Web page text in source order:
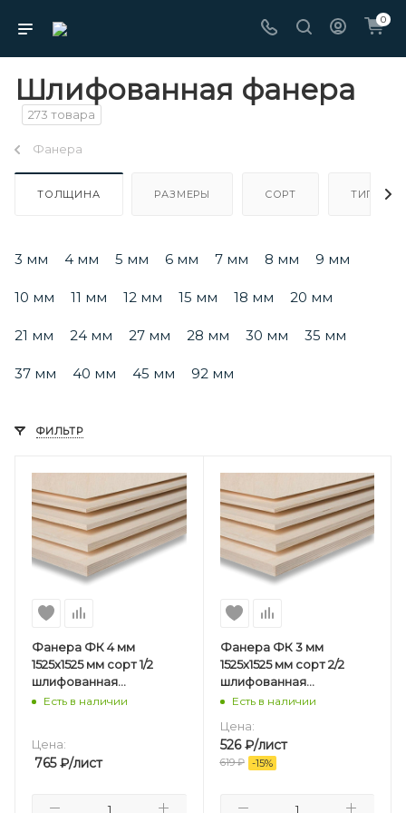
0
Шлифованная фанера
273 товара
Фанера
ТОЛЩИНА РАЗМЕРЫ СОРТ ТИП
3 мм 4 мм 5 мм 6 мм 7 мм 8 мм 9 мм
10 мм 11 мм 12 мм 15 мм 18 мм 20 мм
21 мм 24 мм 27 мм 28 мм 30 мм 35 мм
37 мм 40 мм 45 мм 92 мм
ФИЛЬТР
Фанера ФК 4 мм
1525х1525 мм сорт 1/2
шлифованная
березовая
Есть в наличии
Цена:
765₽/лист
Фанера ФК 3 мм
1525х1525 мм сорт 2/2
шлифованная
березовая
Есть в наличии
Цена:
526₽/лист
619₽ -15%